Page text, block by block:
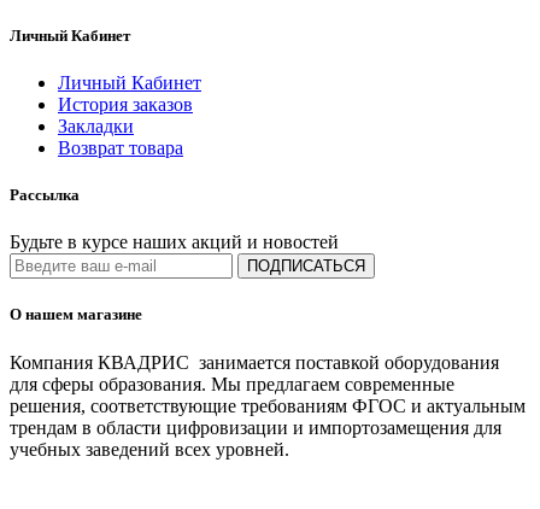
Личный Кабинет
Личный Кабинет
История заказов
Закладки
Возврат товара
Рассылка
Будьте в курсе наших акций и новостей
ПОДПИСАТЬСЯ
О нашем магазине
Компания КВАДРИС занимается поставкой оборудования
для сферы образования. Мы предлагаем современные
решения, соответствующие требованиям ФГОС и актуальным
трендам в области цифровизации и импортозамещения для
учебных заведений всех уровней.